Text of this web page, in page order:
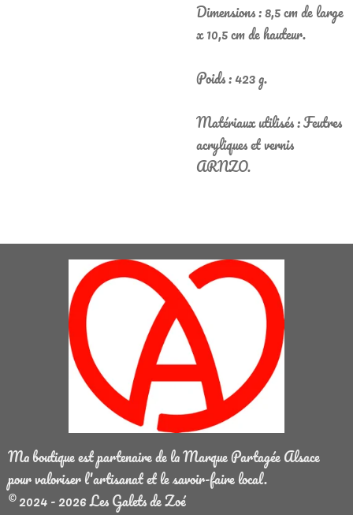
Dimensions : 8,5 cm de large
x 10,5 cm de hauteur.
Poids : 423 g.
Matériaux utilisés : Feutres
acryliques et vernis
ARNZO.
Ma boutique est partenaire de la Marque Partagée Alsace
pour valoriser l'artisanat et le savoir-faire local.
© 2024 - 2026 Les Galets de Zoé